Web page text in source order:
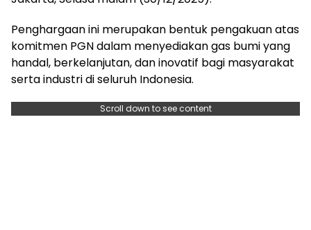
Penghargaan ini merupakan bentuk pengakuan atas
komitmen PGN dalam menyediakan gas bumi yang
handal, berkelanjutan, dan inovatif bagi masyarakat
serta industri di seluruh Indonesia.
Scroll down to see content